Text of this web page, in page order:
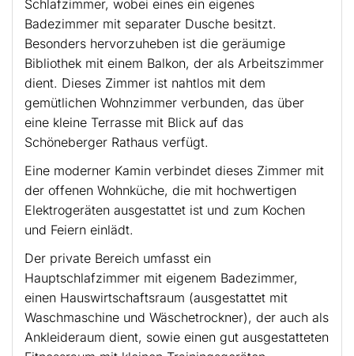
Schlafzimmer, wobei eines ein eigenes
Badezimmer mit separater Dusche besitzt.
Besonders hervorzuheben ist die geräumige
Bibliothek mit einem Balkon, der als Arbeitszimmer
dient. Dieses Zimmer ist nahtlos mit dem
gemütlichen Wohnzimmer verbunden, das über
eine kleine Terrasse mit Blick auf das
Schöneberger Rathaus verfügt.
Eine moderner Kamin verbindet dieses Zimmer mit
der offenen Wohnküche, die mit hochwertigen
Elektrogeräten ausgestattet ist und zum Kochen
und Feiern einlädt.
Der private Bereich umfasst ein
Hauptschlafzimmer mit eigenem Badezimmer,
einen Hauswirtschaftsraum (ausgestattet mit
Waschmaschine und Wäschetrockner), der auch als
Ankleideraum dient, sowie einen gut ausgestatteten